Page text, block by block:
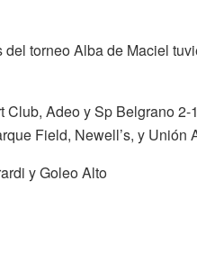
del torneo Alba de Maciel
Club, Adeo y Sp Belgrano 2-
Field, Newell’s, y Unión
y Goleo Alto